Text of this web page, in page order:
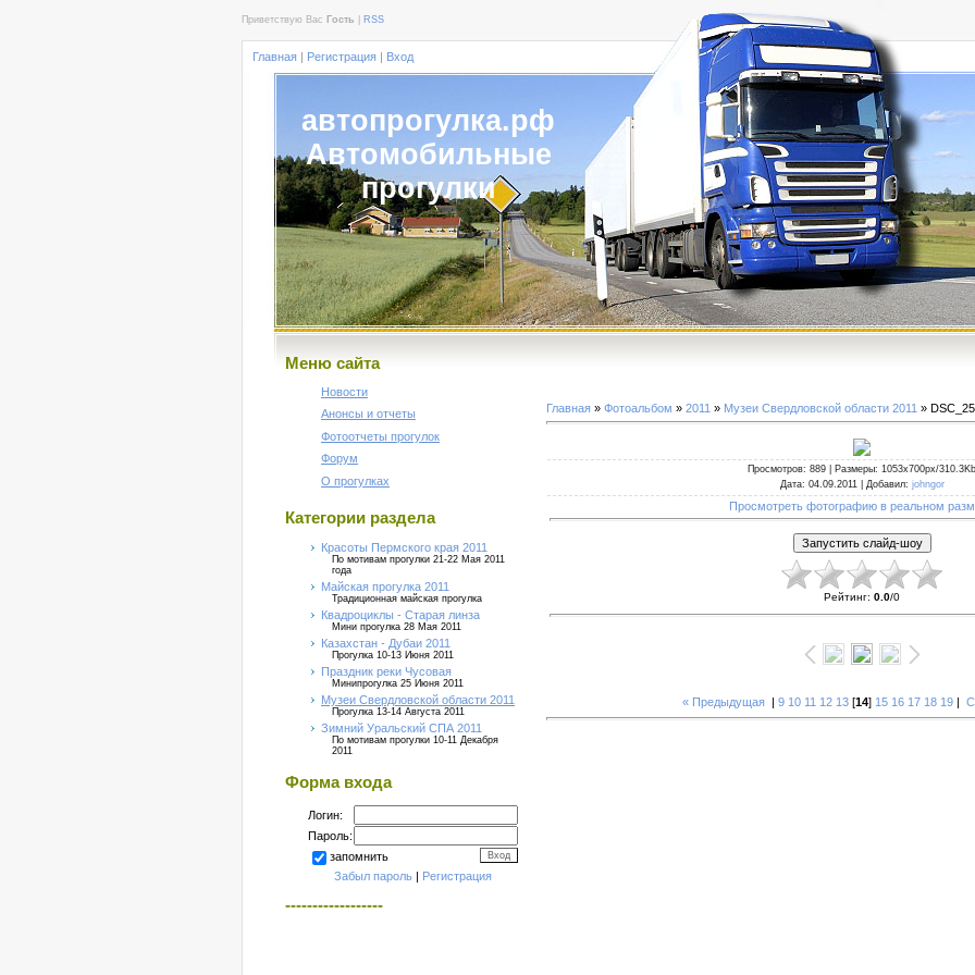
Приветствую Вас Гость RSS
Главная | Регистрация | Вход
автопрогулка.рф
Автомобильные
прогулки
Меню сайта
Новости
Анонсы и отчеты
Фотоотчеты прогулок
Форум
О прогулках
Категории раздела
Красоты Пермского края 2011
По мотивам прогулки 21-22 Мая 2011
года
Майская прогулка 2011
Традиционная майская прогулка
Квадроциклы - Старая линза
Мини прогулка 28 Мая 2011
Казахстан - Дубаи 2011
Прогулка 10-13 Июня 2011
Праздник реки Чусовая
Минипрогулка 25 Июня 2011
Музеи Свердловской области 2011
Прогулка 13-14 Августа 2011
Зимний Уральский СПА 2011
По мотивам прогулки 10-11 Декабря
2011
Форма входа
Логин:
Пароль:
запомнить
Забыл пароль | Регистрация
------------------
Главная » Фотоальбом » 2011 » Музеи Свердловской области 2011 »
Просмотров: 889 | Размеры: 1053x700px/310.3Kb
Дата: 04.09.2011 | Добавил: johngor
Просмотреть фотографию в реальном
Рейтинг: 0.0/0
« Предыдущая| 9 10 11 12 13[14] 15 16 17 18 19|